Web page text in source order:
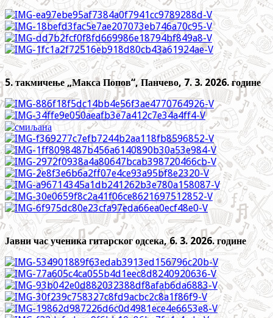
5. такмичење „Макса Попов“, Панчево, 7. 3. 2026. године
Јавни час ученика гитарског одсека, 6. 3. 2026. године